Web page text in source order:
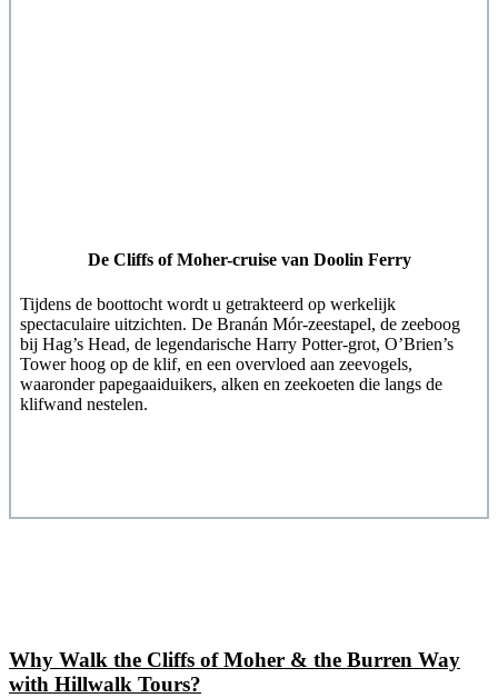
De Cliffs of Moher-cruise van Doolin Ferry
Tijdens de boottocht wordt u getrakteerd op werkelijk
spectaculaire uitzichten. De Branán Mór-zeestapel, de zeeboog
bij Hag’s Head, de legendarische Harry Potter-grot, O’Brien’s
Tower hoog op de klif, en een overvloed aan zeevogels,
waaronder papegaaiduikers, alken en zeekoeten die langs de
klifwand nestelen.
Why Walk the Cliffs of Moher & the Burren Way
with Hillwalk Tours?